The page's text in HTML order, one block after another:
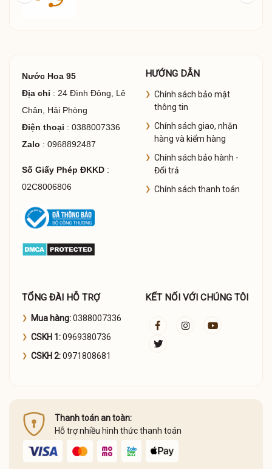
Nước Hoa 95
Địa chỉ : 24 Đình Đông, Lê
Chân, Hải Phòng
Điện thoại : 0388007336
Zalo : 0968892487
Số Giấy Phép ĐKKD:
02C8006806
HƯỚNG DẪN
Chính sách bảo mật
thông tin
Chính sách giao, nhận
hàng và kiểm hàng
Chính sách bảo hành -
Đổi trả
Chính sách thanh toán
TỔNG ĐÀI HỖ TRỢ
Mua hàng:0388007336
CSKH 1:0969380736
CSKH 2:0971808681
KẾT NỐI VỚI CHÚNG TÔI
Thanh toán an toàn:
Hỗ trợ nhiều hình thức thanh toán